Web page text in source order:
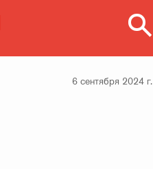
6 сентября 2024 г.